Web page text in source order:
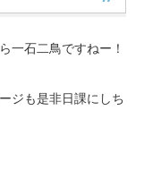
一石二鳥ですねー！
ジも是非日課にしち